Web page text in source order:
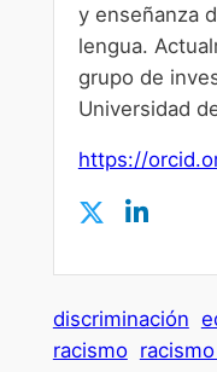
y enseñanza
lengua.
grupo de
Universidad
https://
discriminación
racismo